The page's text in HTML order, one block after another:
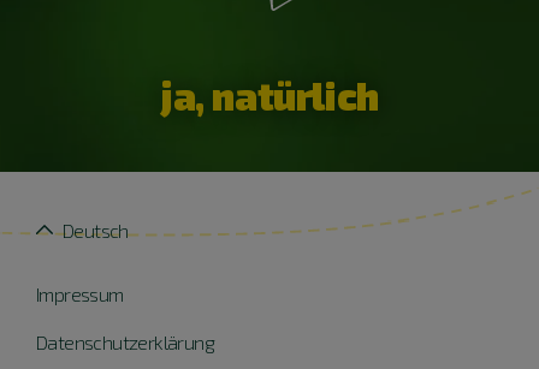
ja, natürlich
Impressum
Datenschutzerklärung
Deutsch